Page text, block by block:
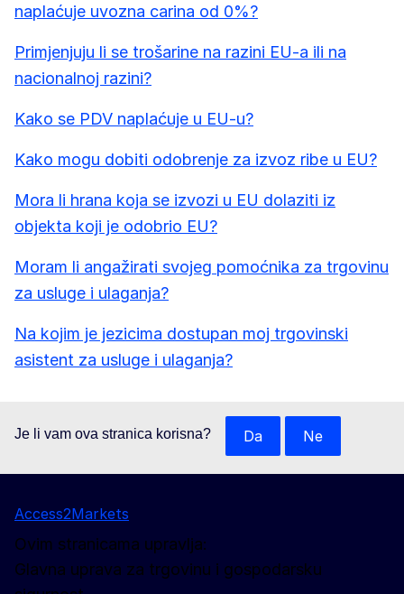
naplaćuje uvozna carina od 0%?
Primjenjuju li se trošarine na razini EU-a ili na
nacionalnoj razini?
Kako se PDV naplaćuje u EU-u?
Kako mogu dobiti odobrenje za izvoz ribe u EU?
Mora li hrana koja se izvozi u EU dolaziti iz
objekta koji je odobrio EU?
Moram li angažirati svojeg pomoćnika za trgovinu
za usluge i ulaganja?
Na kojim je jezicima dostupan moj trgovinski
asistent za usluge i ulaganja?
Je li vam ova stranica korisna? Da Ne
Access2Markets
Ovim stranicama upravlja:
Glavna uprava za trgovinu i gospodarsku